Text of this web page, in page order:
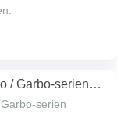
/ Garbo-serien
serien